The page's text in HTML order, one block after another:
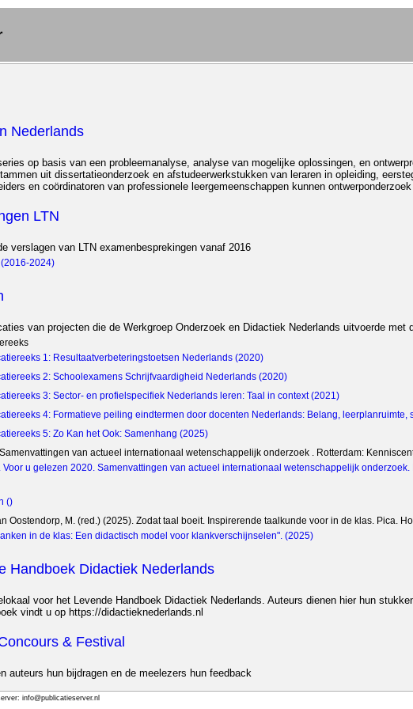
Nederlands
op basis van een probleemanalyse, analyse van mogelijke oplossingen, en
uit dissertatieonderzoek en afstudeerwerkstukken van leraren in opleiding,
en coördinatoren van professionele leergemeenschappen kunnen
LTN
verslagen van LTN examenbesprekingen vanaf 2016
2024)
van projecten die de Werkgroep Onderzoek en Didactiek Nederlands uitvoerde
1: Resultaatverbeteringstoetsen Nederlands (2020)
2: Schoolexamens Schrijfvaardigheid Nederlands (2020)
3: Sector- en profielspecifiek Nederlands leren: Taal in context (2021)
4: Formatieve peiling eindtermen door docenten Nederlands: Belang,
5: Zo Kan het Ook: Samenhang (2025)
van actueel internationaal wetenschappelijk onderzoek . Rotterdam:
Voor u gelezen 2020. Samenvattingen van actueel internationaal wetenschappelijk
()
Oostendorp, M. (red.) (2025). Zodat taal boeit. Inspirerende taalkunde voor in de klas. Pica.
in de klas: Een didactisch model voor klankverschijnselen". (2025)
Handboek Didactiek Nederlands
voor het Levende Handboek Didactiek Nederlands. Auteurs dienen hier hun
vindt u op https://didactieknederlands.nl
& Festival
auteurs hun bijdragen en de meelezers hun feedback
info@publicatieserver.nl